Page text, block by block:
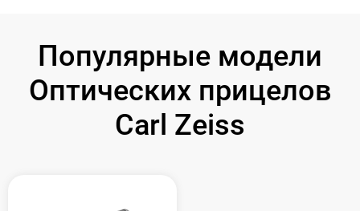
Популярные модели
Оптических прицелов
Carl Zeiss